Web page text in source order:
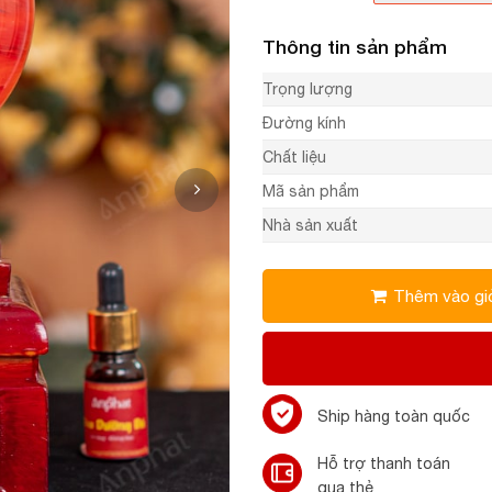
Thông tin sản phẩm
Trọng lượng
Đường kính
Chất liệu
Mã sản phẩm
Nhà sản xuất
Thêm vào
Ship hàng toàn quốc
Hỗ trợ thanh toán
qua thẻ